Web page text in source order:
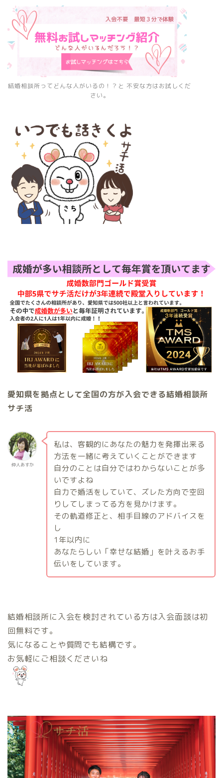
結婚相談所ってどんな人がいるの！？と 不安な方はお試しくだ
さい。
愛知県を拠点として全国の方が入会できる結婚相談所
サチ活
仲人あすか
私は、客観的にあなたの魅力を発揮出来る
方法を一緒に考えていくことができます
自分のことは自分ではわからないことが多
いですよね
自力で婚活をしていて、ズレた方向で空回
りしてしまってる方を見かけます。
その軌道修正と、相手目線のアドバイスを
し
1 年以内に
あなたらしい「幸せな結婚」を叶えるお手
伝いをしています。
結婚相談所に入会を検討されている方は入会面談は初
回無料です。
気になることや質問でも結構です。
お気軽にご相談くださいね